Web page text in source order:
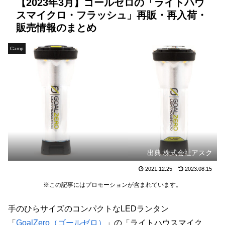
【2023年3月】ゴールゼロの「ライトハウ
スマイクロ・フラッシュ」再販・再入荷・
販売情報のまとめ
Camp
出典:株式会社アスク
2021.12.25 2023.08.15
※この記事にはプロモーションが含まれています。
手のひらサイズのコンパクトなLEDランタン
「 GoalZero（ゴールゼロ） 」の「ライトハウスマイク